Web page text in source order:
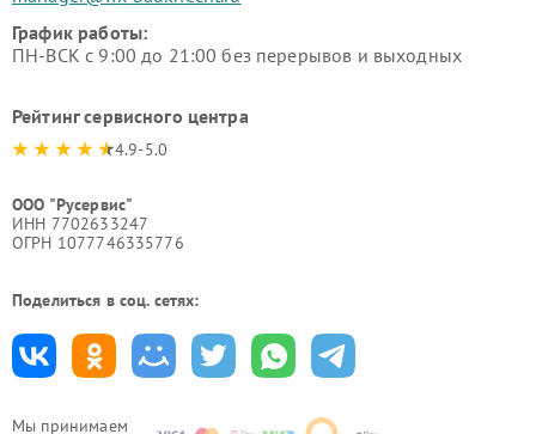
Мы принимаем
График работы:
ПН-ВСК с 9:00 до 21:00 без перерывов и выходных
Рейтинг сервисного центра
4.9-5.0
ООО "Русервис"
ИНН 7702633247
ОГРН 1077746335776
Поделиться в соц. сетях: